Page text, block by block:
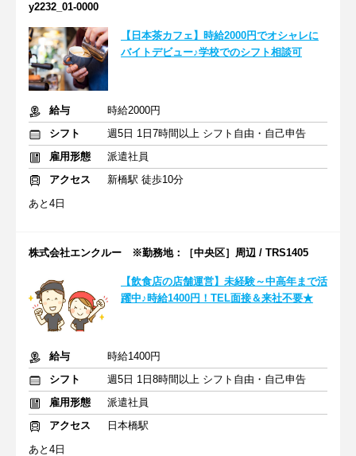
y2232_01-0000
【日本茶カフェ】時給2000円でオシャレに
バイトデビュー♪学校でのシフト相談可
給与
時給2000円
シフト
週5日 1日7時間以上 シフト自由・自己申告
雇用形態
派遣社員
アクセス
新橋駅 徒歩10分
あと4日
株式会社エンクルー ※勤務地：［中央区］周辺 / TRS1405
【飲食店の店舗運営】未経験～中高年まで活
躍中♪時給1400円！TEL面接＆来社不要★
給与
時給1400円
シフト
週5日 1日8時間以上 シフト自由・自己申告
雇用形態
派遣社員
アクセス
日本橋駅
あと4日